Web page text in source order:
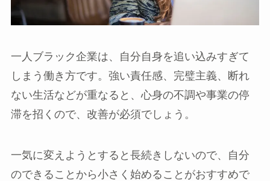
一人ブラック企業は、自分自身を追い込みすぎて
しまう働き方です。強い責任感、完璧主義、断れ
ない生活などが重なると、心身の不調や事業の停
滞を招くので、改善が必須でしょう。
一気に変えようとすると長続きしないので、自分
のできることから小さく始めることがおすすめで